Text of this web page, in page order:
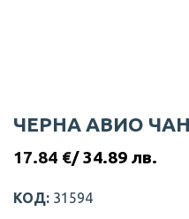
ЧЕРНА АВИО
17.84 €/ 34.89 лв.
КОД: 31594